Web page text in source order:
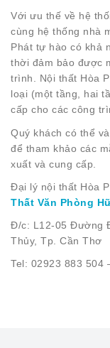
Với ưu thế về hệ
cùng hệ thống nhà
Phát tự hào có khả
thời đảm bảo được
trình. Nội thất Hòa
loại (một tầng, hai
cấp cho các công
Quý khách có thể
để tham khảo các
xuất và cung cấp.
Đại lý nội thất Hòa
Thất Văn Phòng
Đ/c: L12-05 Đường
Thủy, Tp. Cần Thơ
Tel: 02923 883 504